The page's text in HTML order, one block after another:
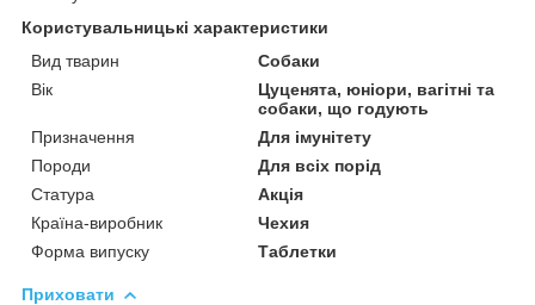
Користувальницькі характеристики
Вид тварин
Собаки
Вік
Цуценята, юніори, вагітні та
собаки, що годують
Призначення
Для імунітету
Породи
Для всіх порід
Статура
Акція
Країна-виробник
Чехия
Форма випуску
Таблетки
Приховати